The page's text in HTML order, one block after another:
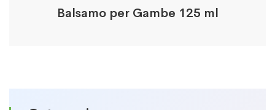
Balsamo per Gambe 125 ml